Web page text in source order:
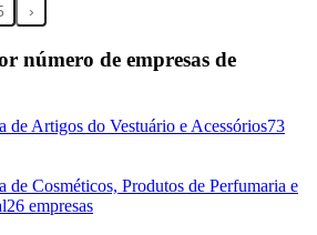
›
número de empresas de
de Artigos do Vestuário e Acessórios73
de Cosméticos, Produtos de Perfumaria e
26 empresas